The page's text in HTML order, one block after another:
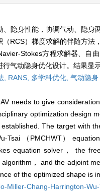
、隐身性能，协调气动、隐
RCS）梯度求解的伴随方
Stokes方程求解器、自
气动隐身优化设计。结果
, RANS, 多学科优化, 气动隐身
needs to give
optimization design
The target with
Tsai （PMCHWT）
equation solver， the
， and the adjoint
of the optimized shape is
Miller-Chang-Harrington-